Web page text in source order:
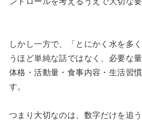
しかし一方で、「とにかく水を多
うほど単純な話ではなく、必要な
体格・活動量・食事内容・生活習
す。
つまり大切なのは、数字だけを追